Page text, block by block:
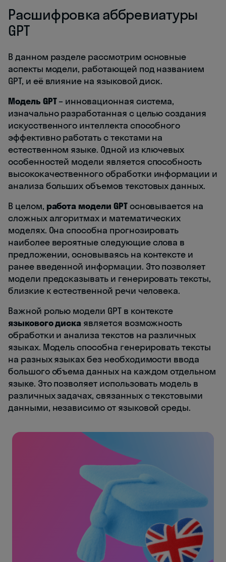
Расшифровка аббревиатуры
GPT
В данном разделе рассмотрим основные
аспекты модели, работающей под названием
GPT, и её влияние на языковой диск.
Модель GPT– инновационная система,
изначально разработанная с целью создания
искусственного интеллекта способного
эффективно работать с текстами на
естественном языке. Одной из ключевых
особенностей модели является способность
высококачественного обработки информации и
анализа больших объемов текстовых данных.
В целом, работа модели GPTосновывается на
сложных алгоритмах и математических
моделях. Она способна прогнозировать
наиболее вероятные следующие слова в
предложении, основываясь на контексте и
ранее введенной информации. Это позволяет
модели предсказывать и генерировать тексты,
близкие к естественной речи человека.
Важной ролью модели GPT в контексте
языкового диска является возможность
обработки и анализа текстов на различных
языках. Модель способна генерировать тексты
на разных языках без необходимости ввода
большого объема данных на каждом отдельном
языке. Это позволяет использовать модель в
различных задачах, связанных с текстовыми
данными, независимо от языковой среды.